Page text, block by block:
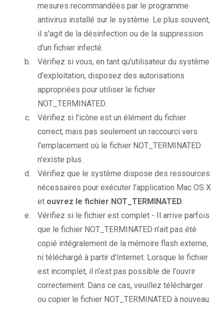
mesures recommandées par le programme
antivirus installé sur le système. Le plus souvent,
il s'agit de la désinfection ou de la suppression
d'un fichier infecté.
Vérifiez si vous, en tant qu'utilisateur du système
d'exploitation, disposez des autorisations
appropriées pour utiliser le fichier
NOT_TERMINATED.
Vérifiez si l'icône est un élément du fichier
correct, mais pas seulement un raccourci vers
l'emplacement où le fichier NOT_TERMINATED
n'existe plus.
Vérifiez que le système dispose des ressources
nécessaires pour exécuter l'application Mac OS X
et ouvrez le fichier NOT_TERMINATED.
Vérifiez si le fichier est complet - Il arrive parfois
que le fichier NOT_TERMINATED n’ait pas été
copié intégralement de la mémoire flash externe,
ni téléchargé à partir d’Internet. Lorsque le fichier
est incomplet, il n'est pas possible de l'ouvrir
correctement. Dans ce cas, veuillez télécharger
ou copier le fichier NOT_TERMINATED à nouveau.